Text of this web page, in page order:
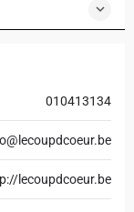
010413134
lecoupdcoeur.be